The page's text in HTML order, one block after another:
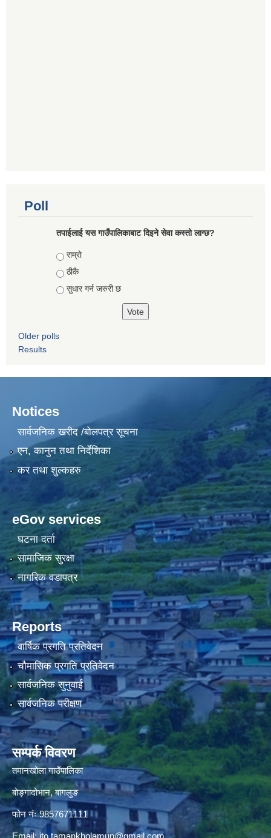
Poll
तपाईलाई यस गाउँपालिकाबाट दिइने सेवा कस्तो लाग्छ?
Choices
राम्राे
ठीकै
सुधार गर्न जरुरी छ
Older polls
Results
Notices
सार्वजनिक खरीद /बोलपत्र सूचना
एन, कानुन तथा निर्देशिका
कर तथा शुल्कहरु
eGov services
घटना दर्ता
सामाजिक सुरक्षा
नागरिक वडापत्र
Reports
वार्षिक प्रगति प्रतिवेदन
चौमासिक प्रगति प्रतिवेदन
सार्वजनिक सुनुवाई
सार्वजनिक परीक्षण
सम्पर्क विवरण
तमानखोला गाउँपालिका
बोङ्गादोभान, बागलुङ
फोन नंः 9857671111